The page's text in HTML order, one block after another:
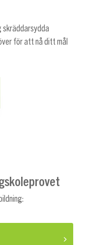
skräddarsydda
för att nå ditt mål